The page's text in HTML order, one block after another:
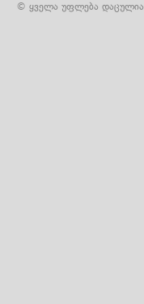
© ყველა უფლება დაცულია